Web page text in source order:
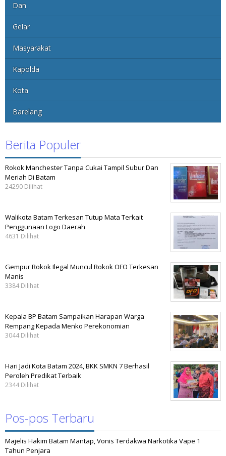
Dan
Gelar
Masyarakat
Kapolda
Kota
Barelang
Berita Populer
Rokok Manchester Tanpa Cukai Tampil Subur Dan
Meriah Di Batam
24290 Dilihat
Walikota Batam Terkesan Tutup Mata Terkait
Penggunaan Logo Daerah
4631 Dilihat
Gempur Rokok Ilegal Muncul Rokok OFO Terkesan
Manis
3384 Dilihat
Kepala BP Batam Sampaikan Harapan Warga
Rempang Kepada Menko Perekonomian
3044 Dilihat
Hari Jadi Kota Batam 2024, BKK SMKN 7 Berhasil
Peroleh Predikat Terbaik
2344 Dilihat
Pos-pos Terbaru
Majelis Hakim Batam Mantap, Vonis Terdakwa Narkotika Vape 1
Tahun Penjara